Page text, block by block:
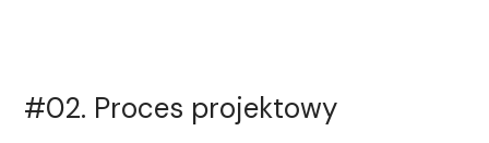
#02. Proces projektowy